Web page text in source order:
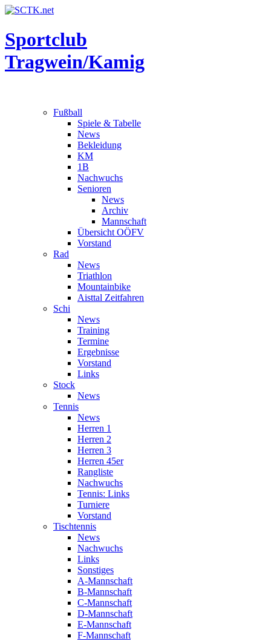
Sportclub
Tragwein/Kamig
Fußball
Spiele & Tabelle
News
Bekleidung
KM
1B
Nachwuchs
Senioren
News
Archiv
Mannschaft
Übersicht OÖFV
Vorstand
Rad
News
Triathlon
Mountainbike
Aisttal Zeitfahren
Schi
News
Training
Termine
Ergebnisse
Vorstand
Links
Stock
News
Tennis
News
Herren 1
Herren 2
Herren 3
Herren 45er
Rangliste
Nachwuchs
Tennis: Links
Turniere
Vorstand
Tischtennis
News
Nachwuchs
Links
Sonstiges
A-Mannschaft
B-Mannschaft
C-Mannschaft
D-Mannschaft
E-Mannschaft
F-Mannschaft